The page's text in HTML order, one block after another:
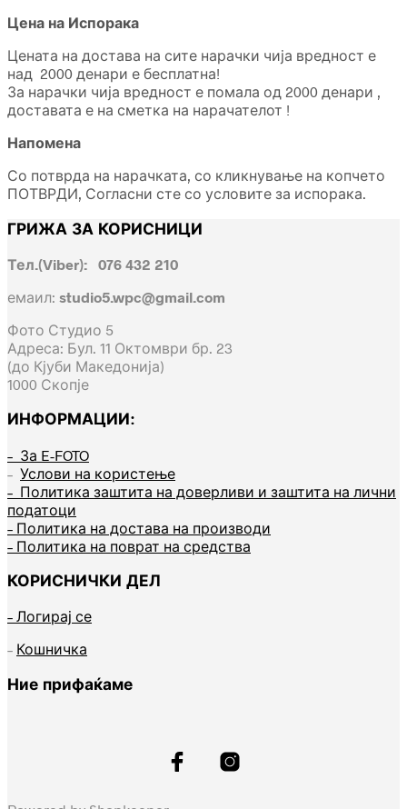
Цена на Испорака
Цената на достава на сите нарачки чија вредност е
над 2000 денари е бесплатна!
За нарачки чија вредност е помала од 2000 денари ,
доставата е на сметка на нарачателот !
Напомена
Со потврда на нарачката, со кликнување на копчето
ПОТВРДИ, Согласни сте со условите за испорака.
ГРИЖА ЗА КОРИСНИЦИ
Тел.(Viber): 076 432 210
емаил: studio5.wpc@gmail.com
Фото Студио 5
Адреса: Бул. 11 Октомври бр. 23
(до Кјуби Македонија)
1000 Скопје
ИНФОРМАЦИИ:
– За E-FOTO
– Услови на користење
– Политика заштита на доверливи и заштита на лични
податоци
– Политика на достава на производи
– Политика на поврат на средства
КОРИСНИЧКИ ДЕЛ
– Логирај се
– Кошничка
Ние прифаќаме